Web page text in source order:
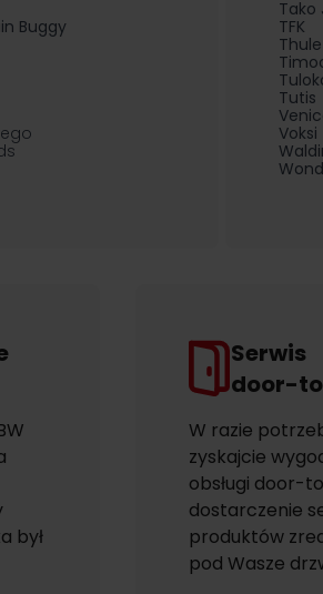
Buggy
Tako
TFK
Thule
Tutis
Voksi
był
Serwis
door-
W razie
zyskajcie
obsługi door-
dostarczenie
produktów
pod Wasze